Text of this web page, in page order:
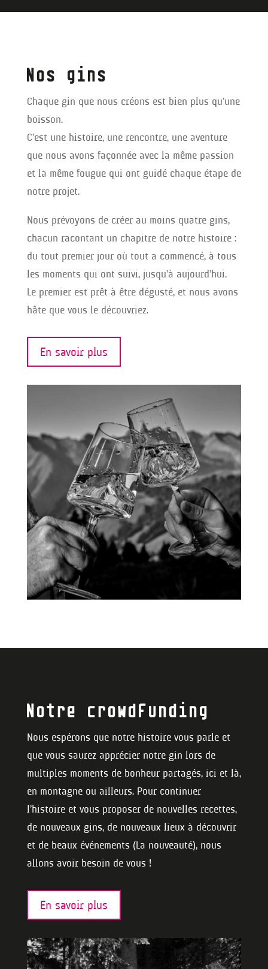
Nos gins
Chaque gin que nous créons est bien plus qu’une
boisson.
C’est une histoire, une rencontre, une aventure
que nous avons façonnée avec la même passion
et la même fougue qui ont guidé chaque étape de
notre projet.
Nous prévoyons de créer au moins quatre gins,
chacun racontant un chapitre de notre histoire :
du tout premier jour où tout a commencé, à tous
les moments qui ont suivi, jusqu’à aujourd’hui.
Le premier est prêt à être dégusté, et nous avons
hâte que vous le découvriez.
En savoir plus
Notre crowdfunding
Nous espérons que notre histoire vous parle et
que vous saurez apprécier notre gin lors de
multiples moments de bonheur partagés, ici et là,
en montagne ou ailleurs. Pour continuer
l’histoire et vous proposer de nouvelles recettes,
de nouveaux gins, de nouveaux lieux à découvrir
et de beaux événements (La nouveauté), nous
allons avoir besoin de vous !
En savoir plus